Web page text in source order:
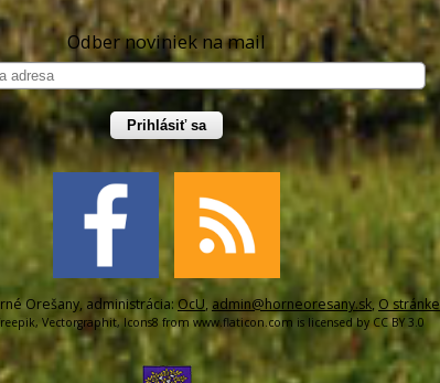
Odber noviniek na mail
Prihlásiť sa
Orešany, administrácia: OcU, admin@horneoresany.sk, O stránke
, Vectorgraphit, Icons8 from www.flaticon.com is licensed by CC BY 3.0